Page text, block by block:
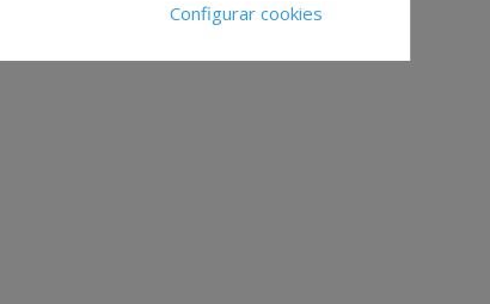
Configurar cookies